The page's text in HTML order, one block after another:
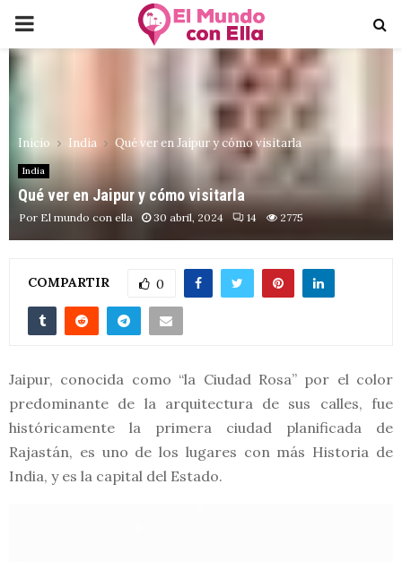
PRIMARY
MENU
Inicio India Qué ver en Jaipur y cómo visitarla
India
Qué ver en Jaipur y cómo visitarla
Por El mundo con ella 30 abril, 2024 14 2775
COMPARTIR 0
Jaipur, conocida como “la Ciudad Rosa” por el color
predominante de la arquitectura de sus calles, fue
históricamente la primera ciudad planificada de
Rajastán, es uno de los lugares con más Historia de
India, y es la capital del Estado.